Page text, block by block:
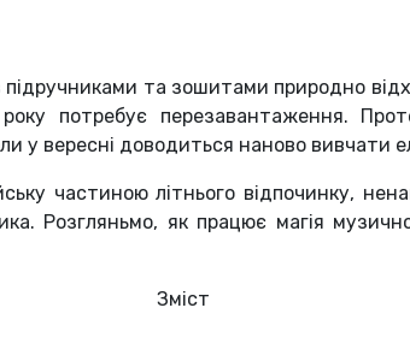
та зошитами природно
потребує перезавантаження.
у вересні доводиться наново вивчати
частиною літнього відпочинку,
Розгляньмо, як працює магія
Зміст